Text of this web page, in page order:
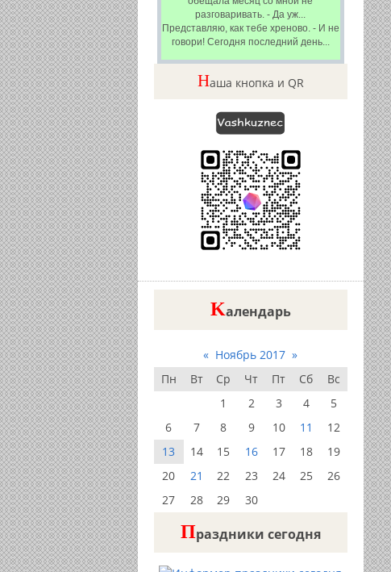
разговаривать. - Да уж...
Представляю, как тебе хреново. - И не
говори! Сегодня последний день...
Наша кнопка и QR
Kалендарь
« Ноябрь 2017 »
Пн
Вт Ср Чт Пт Сб
Вс
1
2 3 4
5
6
7 8 9 10 11
12
13
14 15 16 17 18
19
20
21 22 23 24 25
26
27
28 29 30
Праздники сегодня